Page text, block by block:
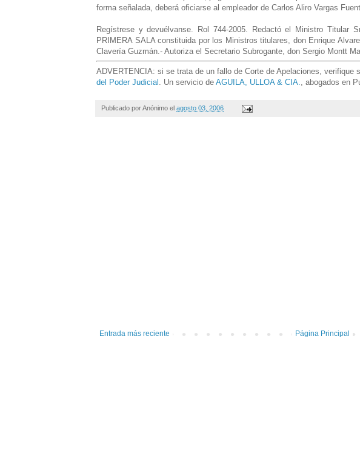
forma señalada, deberá oficiarse al empleador de Carlos Aliro Vargas
Regístrese y devuélvanse. Rol 744-2005. Redactó el Ministro Titular
PRIMERA SALA constituida por los Ministros titulares, don Enrique
Clavería Guzmán.- Autoriza el Secretario Subrogante, don Sergio Montt
ADVERTENCIA: si se trata de un fallo de Corte de Apelaciones, verifique
del Poder Judicial
. Un servicio de AGUILA, ULLOA & CIA. , abogados en
Publicado porAnónimo el agosto 03, 2006
Entrada más reciente Página Principal